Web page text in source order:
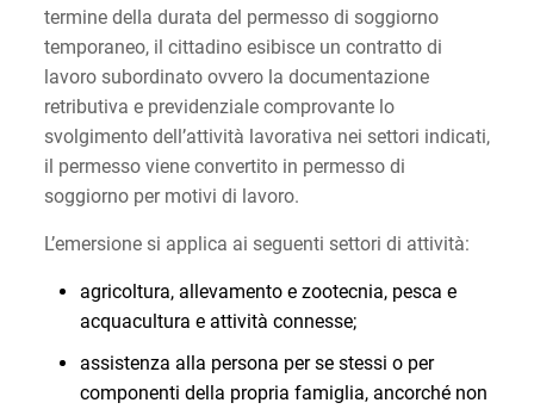
termine della durata del permesso di soggiorno
temporaneo, il cittadino esibisce un contratto di
lavoro subordinato ovvero la documentazione
retributiva e previdenziale comprovante lo
svolgimento dell’attività lavorativa nei settori indicati,
il permesso viene convertito in permesso di
soggiorno per motivi di lavoro.
L’emersione si applica ai seguenti settori di attività:
agricoltura, allevamento e zootecnia, pesca e
acquacultura e attività connesse;
assistenza alla persona per se stessi o per
componenti della propria famiglia, ancorché non